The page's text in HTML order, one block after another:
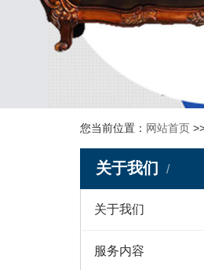
您当前位置： 网站首页
关于我们
关于我们
服务内容